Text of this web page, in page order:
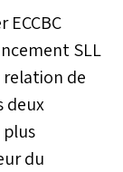
ECCBC
SLL
relation de
deux
du